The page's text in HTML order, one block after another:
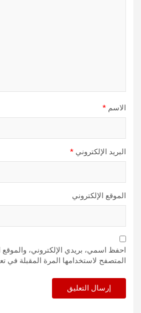
الاسم *
البريد الإلكتروني *
الموقع الإلكتروني
احفظ اسمي، بريدي الإلكتروني، والموقع
المتصفح لاستخدامها المرة المقبلة في